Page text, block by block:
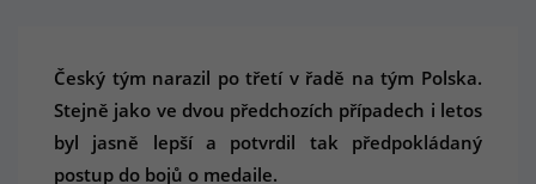
Český tým narazil po třetí v řadě na tým Polska.
Stejně jako ve dvou předchozích případech i letos
byl jasně lepší a potvrdil tak předpokládaný
postup do bojů o medaile.